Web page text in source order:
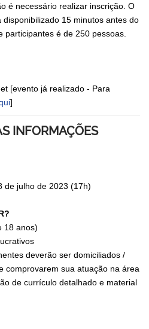
é necessário realizar inscrição. O
15 minutos antes do
participantes é de 250 pessoas.
[evento já realizado - Para
]
INFORMAÇÕES
de julho de 2023 (17h)
18 anos)
deverão ser domiciliados /
comprovarem sua atuação na área
de currículo detalhado e material